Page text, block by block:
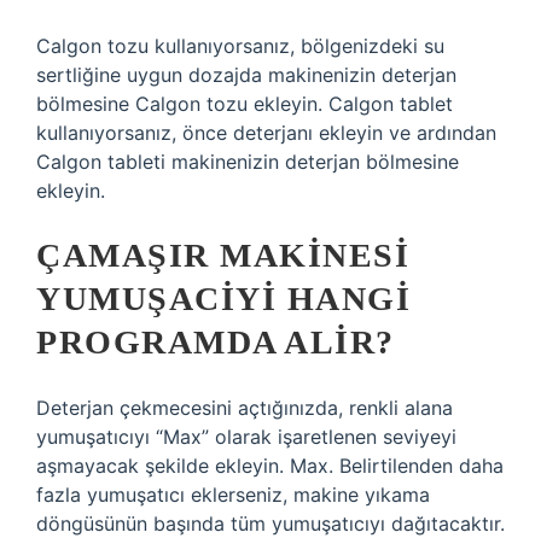
Calgon tozu kullanıyorsanız, bölgenizdeki su
sertliğine uygun dozajda makinenizin deterjan
bölmesine Calgon tozu ekleyin. Calgon tablet
kullanıyorsanız, önce deterjanı ekleyin ve ardından
Calgon tableti makinenizin deterjan bölmesine
ekleyin.
ÇAMAŞIR MAKINESI
YUMUŞACIYI HANGI
PROGRAMDA ALIR?
Deterjan çekmecesini açtığınızda, renkli alana
yumuşatıcıyı “Max” olarak işaretlenen seviyeyi
aşmayacak şekilde ekleyin. Max. Belirtilenden daha
fazla yumuşatıcı eklerseniz, makine yıkama
döngüsünün başında tüm yumuşatıcıyı dağıtacaktır.